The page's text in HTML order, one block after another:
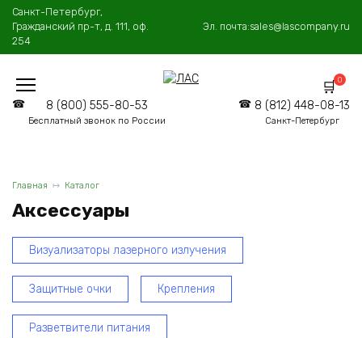
Перейти
содержанию
Санкт-Петербург,
Гражданский пр-т, д. 111, оф.
254
Эл. почта:sales@lascompany.ru
8 (800) 555-80-53
Бесплатный звонок по России
8 (812) 448-08-13
Санкт-Петербург
0
Главная Каталог
Аксессуары
Визуализаторы лазерного излучения
Защитные очки Крепления
Разветвители питания